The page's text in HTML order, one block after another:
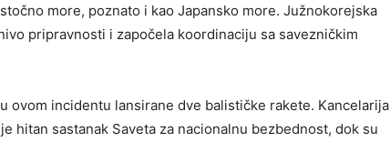
more, poznato i kao Japansko more. Južnokorejska
pripravnosti i započela koordinaciju sa savezničkim
ovom incidentu lansirane dve balističke rakete. Kancelarija
hitan sastanak Saveta za nacionalnu bezbednost, dok su